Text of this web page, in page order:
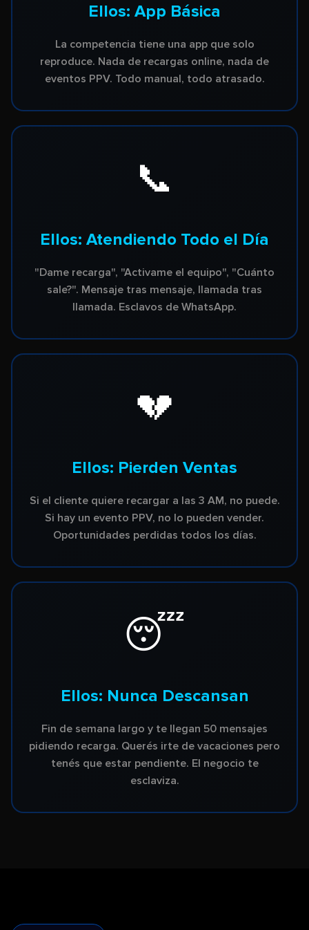
Ellos: App Básica
La competencia tiene una app que solo
reproduce. Nada de recargas online, nada de
eventos PPV. Todo manual, todo atrasado.
📞
Ellos: Atendiendo Todo el Día
"Dame recarga", "Activame el equipo", "Cuánto
sale?". Mensaje tras mensaje, llamada tras
llamada. Esclavos de WhatsApp.
💔
Ellos: Pierden Ventas
Si el cliente quiere recargar a las 3 AM, no puede.
Si hay un evento PPV, no lo pueden vender.
Oportunidades perdidas todos los días.
😴
Ellos: Nunca Descansan
Fin de semana largo y te llegan 50 mensajes
pidiendo recarga. Querés irte de vacaciones pero
tenés que estar pendiente. El negocio te
esclaviza.